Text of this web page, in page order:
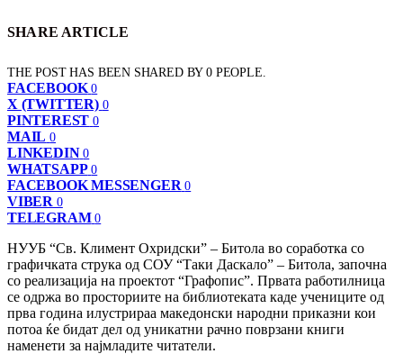
SHARE ARTICLE
THE POST HAS BEEN SHARED BY0 PEOPLE.
FACEBOOK 0
X (TWITTER) 0
PINTEREST 0
MAIL 0
LINKEDIN 0
WHATSAPP 0
FACEBOOK MESSENGER 0
VIBER 0
TELEGRAM 0
НУУБ “Св. Климент Охридски” – Битола во соработка со
графичката струка од СОУ “Таки Даскало” – Битола, започна
со реализација на проектот “Графопис”. Првата работилница
се одржа во просториите на библиотеката каде учениците од
прва година илустрираа македонски народни приказни кои
потоа ќе бидат дел од уникатни рачно поврзани книги
наменети за најмладите читатели.